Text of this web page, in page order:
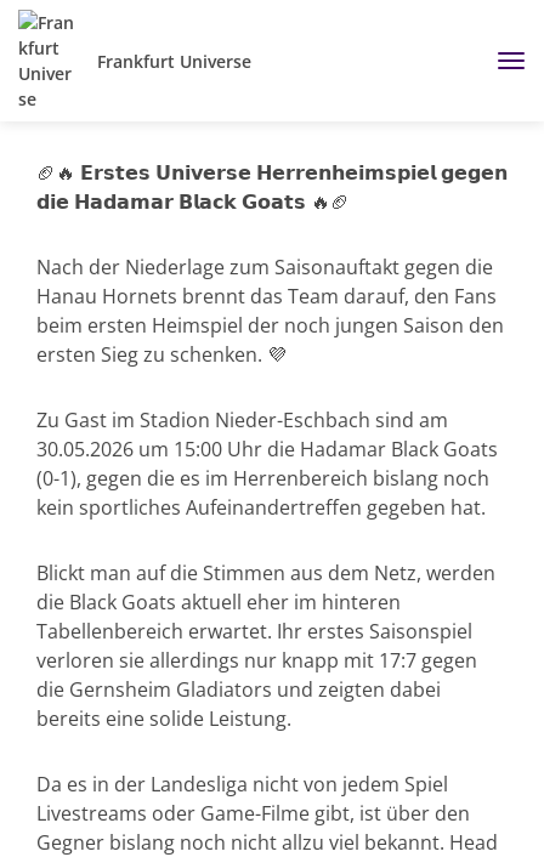
Frankfurt Universe
🏈🔥 𝗘𝗿𝘀𝘁𝗲𝘀 𝗨𝗻𝗶𝘃𝗲𝗿𝘀𝗲 𝗛𝗲𝗿𝗿𝗲𝗻𝗵𝗲𝗶𝗺𝘀𝗽𝗶𝗲𝗹 𝗴𝗲𝗴𝗲𝗻
𝗱𝗶𝗲 𝗛𝗮𝗱𝗮𝗺𝗮𝗿 𝗕𝗹𝗮𝗰𝗸 𝗚𝗼𝗮𝘁𝘀 🔥🏈
Nach der Niederlage zum Saisonauftakt gegen die
Hanau Hornets brennt das Team darauf, den Fans
beim ersten Heimspiel der noch jungen Saison den
ersten Sieg zu schenken. 💜
Zu Gast im Stadion Nieder-Eschbach sind am
30.05.2026 um 15:00 Uhr die Hadamar Black Goats
(0-1), gegen die es im Herrenbereich bislang noch
kein sportliches Aufeinandertreffen gegeben hat.
Blickt man auf die Stimmen aus dem Netz, werden
die Black Goats aktuell eher im hinteren
Tabellenbereich erwartet. Ihr erstes Saisonspiel
verloren sie allerdings nur knapp mit 17:7 gegen
die Gernsheim Gladiators und zeigten dabei
bereits eine solide Leistung.
Da es in der Landesliga nicht von jedem Spiel
Livestreams oder Game-Filme gibt, ist über den
Gegner bislang noch nicht allzu viel bekannt. Head